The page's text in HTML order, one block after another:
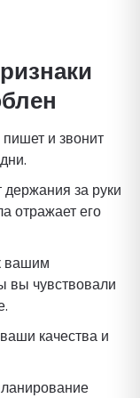
и звонит
держания за руки
отражает его
вашим
вы чувствовали
качества и